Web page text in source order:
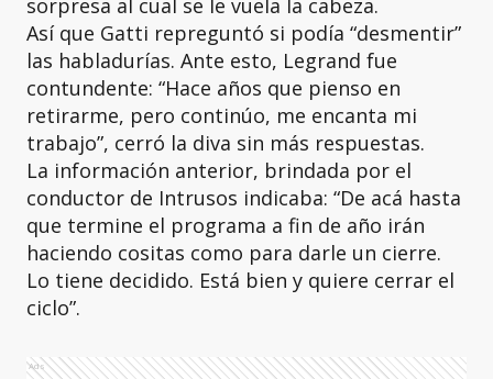
Así que Gatti repreguntó si podía “desmentir”
las habladurías. Ante esto, Legrand fue
contundente: “Hace años que pienso en
retirarme, pero continúo, me encanta mi
trabajo”, cerró la diva sin más respuestas.
La información anterior, brindada por el
conductor de Intrusos indicaba: “De acá hasta
que termine el programa a fin de año irán
haciendo cositas como para darle un cierre.
Lo tiene decidido. Está bien y quiere cerrar el
ciclo”.
Ads